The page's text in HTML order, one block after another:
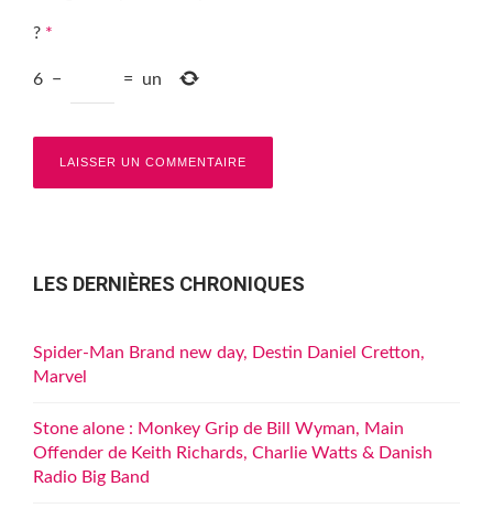
? *
6 − = un
LES DERNIÈRES CHRONIQUES
Spider-Man Brand new day, Destin Daniel Cretton,
Marvel
Stone alone : Monkey Grip de Bill Wyman, Main
Offender de Keith Richards, Charlie Watts & Danish
Radio Big Band